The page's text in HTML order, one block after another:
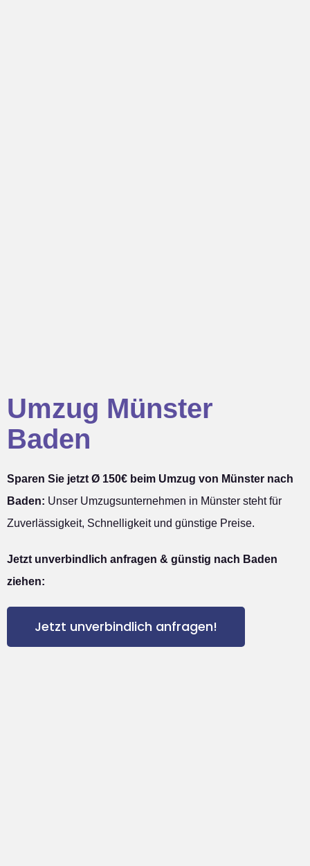
Umzug Münster
Baden
Sparen Sie jetzt Ø 150€ beim Umzug von Münster nach
Baden: Unser Umzugsunternehmen in Münster steht für
Zuverlässigkeit, Schnelligkeit und günstige Preise.
Jetzt unverbindlich anfragen & günstig nach Baden
ziehen:
Jetzt unverbindlich anfragen!